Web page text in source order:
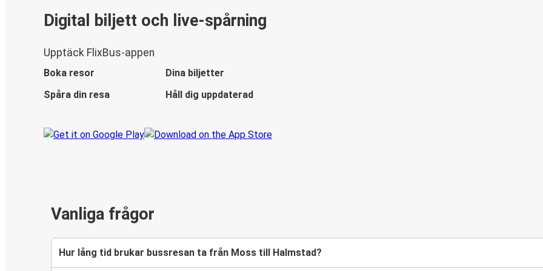
Digital biljett och live-spårning
Upptäck FlixBus-appen
Boka resor
Dina biljetter
Spåra din resa
Håll dig uppdaterad
Vanliga frågor
Hur lång tid brukar bussresan ta från Moss till Halmstad?